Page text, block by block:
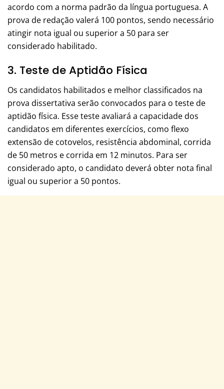
acordo com a norma padrão da língua portuguesa. A
prova de redação valerá 100 pontos, sendo necessário
atingir nota igual ou superior a 50 para ser
considerado habilitado.
3. Teste de Aptidão Física
Os candidatos habilitados e melhor classificados na
prova dissertativa serão convocados para o teste de
aptidão física. Esse teste avaliará a capacidade dos
candidatos em diferentes exercícios, como flexo
extensão de cotovelos, resistência abdominal, corrida
de 50 metros e corrida em 12 minutos. Para ser
considerado apto, o candidato deverá obter nota final
igual ou superior a 50 pontos.